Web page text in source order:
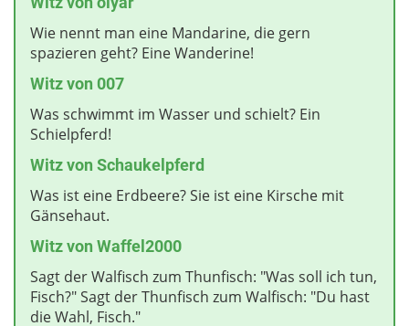
Wie nennt man eine Mandarine, die gern
spazieren geht? Eine Wanderine!
Witz von 007
Was schwimmt im Wasser und schielt? Ein
Schielpferd!
Witz von Schaukelpferd
Was ist eine Erdbeere? Sie ist eine Kirsche mit
Gänsehaut.
Witz von Waffel2000
Sagt der Walfisch zum Thunfisch: "Was soll ich tun,
Fisch?" Sagt der Thunfisch zum Walfisch: "Du hast
die Wahl, Fisch."